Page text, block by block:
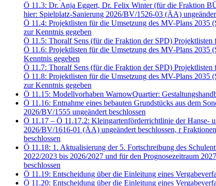
Ö 11.3: Dr. Anja Eggert, Dr. Felix Winter (für die Fraktion
hier: Spielplatz-Sanierung 2026/BV/1526-03 (ÄA)
Ö 11.4: Projektlisten für die Umsetzung des MV-Plans
zur Kenntnis gegeben
Ö 11.5: Thoralf Sens (für die Fraktion der SPD)
Ö 11.6: Projektlisten für die Umsetzung des MV-Plans
Kenntnis gegeben
Ö 11.7: Thoralf Sens (für die Fraktion der SPD)
Ö 11.8: Projektlisten für die Umsetzung des MV-Plans
zur Kenntnis gegeben
Ö 11.15: Modellvorhaben WarnowQuartier:
Ö 11.16: Entnahme eines bebauten Grundstücks aus dem
2026/BV/1555 ungeändert beschlossen
Ö 11.17 – Ö 11.17.2: Kleingartenförderrichtlinie der Hanse-
2026/BV/1616-01 (ÄA) ungeändert beschlossen, r
beschlossen
Ö 11.18: 1. Aktualisierung der 5. Fortschreibung des
2022/2023 bis 2026/2027 und für den Prognosezeitraum
beschlossen
Ö 11.19: Entscheidung über die Einleitung eines
Ö 11.20: Entscheidung über die Einleitung eines